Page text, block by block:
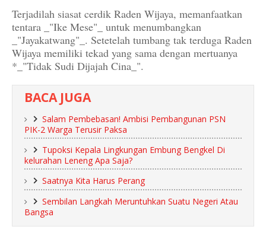
Terjadilah siasat cerdik Raden Wijaya, memanfaatkan
tentara _"Ike Mese"_ untuk menumbangkan
_"Jayakatwang"_. Setetelah tumbang tak terduga Raden
Wijaya memiliki tekad yang sama dengan mertuanya
*_"Tidak Sudi Dijajah Cina_".
BACA JUGA
Salam Pembebasan! Ambisi Pembangunan PSN
PIK-2 Warga Terusir Paksa
Tupoksi Kepala Lingkungan Embung Bengkel Di
kelurahan Leneng Apa Saja?
Saatnya Kita Harus Perang
Sembilan Langkah Meruntuhkan Suatu Negeri Atau
Bangsa